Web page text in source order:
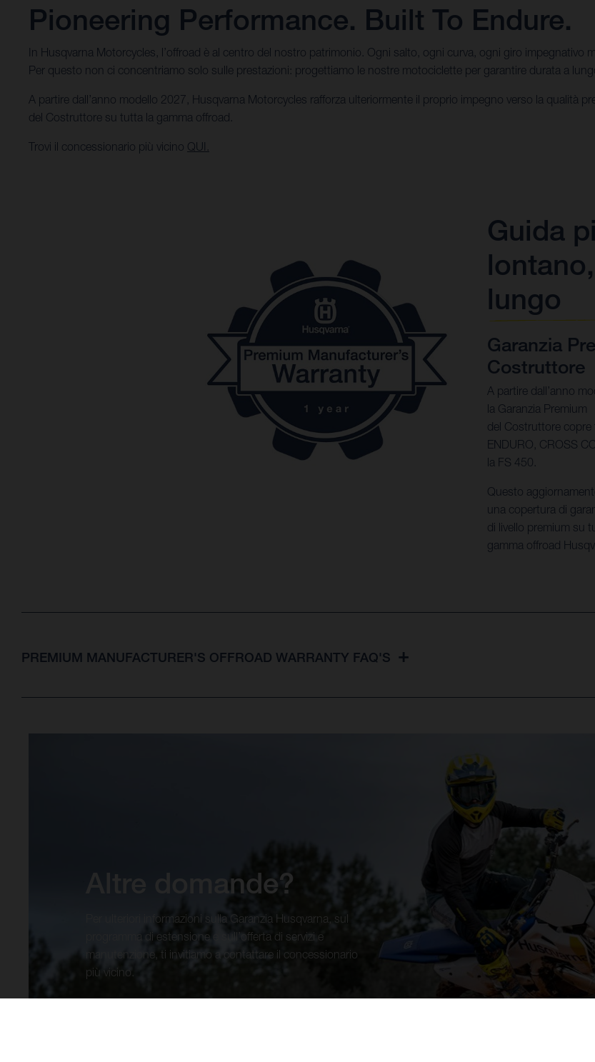
Pioneering Performance. Built To Endure.
In Husqvarna Motorcycles, l’offroad è al centro del nostro patrimonio. Ogni salto, ogni curva, ogni giro impegnativo
Per questo non ci concentriamo solo sulle prestazioni: progettiamo le nostre motociclette per garantire durata a
A partire dall’anno modello 2027, Husqvarna Motorcycles rafforza ulteriormente il proprio impegno verso la qualità
del Costruttore su tutta la gamma offroad.
Trovi il concessionario più vicino QUI.
Guida
lungo
Garanzia
Costruttore
A partire dall’anno
la Garanzia Premium
del Costruttore copre
ENDURO, CROSS
la FS 450.
Questo
una copertura di
di livello premium su
gamma offroad
PREMIUM MANUFACTURER'S OFFROAD WARRANTY FAQ'S
Per ulteriori informazioni sulla Garanzia Husqvarna, sul
programma di estensione e sull’offerta di servizi e
manutenzione, ti invitiamo a contattare il concessionario
più vicino.
Altre domande?